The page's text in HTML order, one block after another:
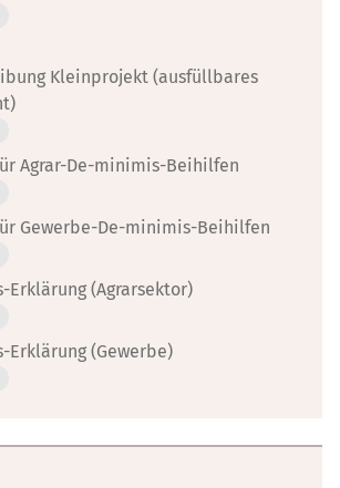
Kleinprojekt (ausfüllbares
Agrar-De-minimis-Beihilfen
Gewerbe-De-minimis-Beihilfen
Erklärung (Agrarsektor)
Erklärung (Gewerbe)